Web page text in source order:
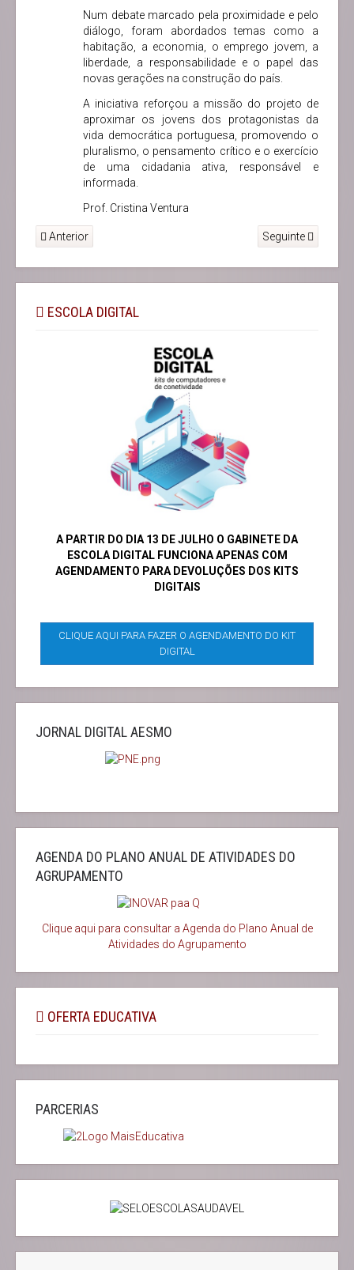
Num debate marcado pela proximidade e pelo
diálogo, foram abordados temas como a
habitação, a economia, o emprego jovem, a
liberdade, a responsabilidade e o papel das
novas gerações na construção do país.
A iniciativa reforçou a missão do projeto de
aproximar os jovens dos protagonistas da
vida democrática portuguesa, promovendo o
pluralismo, o pensamento crítico e o exercício
de uma cidadania ativa, responsável e
informada.
Prof. Cristina Ventura
Anterior Seguinte
ESCOLA DIGITAL
A PARTIR DO DIA 13 DE JULHO O GABINETE DA
ESCOLA DIGITAL FUNCIONA APENAS COM
AGENDAMENTO PARA DEVOLUÇÕES DOS KITS
DIGITAIS
CLIQUE AQUI PARA FAZER O AGENDAMENTO DO KIT
DIGITAL
JORNAL DIGITAL AESMO
AGENDA DO PLANO ANUAL DE ATIVIDADES DO
AGRUPAMENTO
Clique aqui para consultar a Agenda do Plano Anual de
Atividades do Agrupamento
OFERTA EDUCATIVA
PARCERIAS